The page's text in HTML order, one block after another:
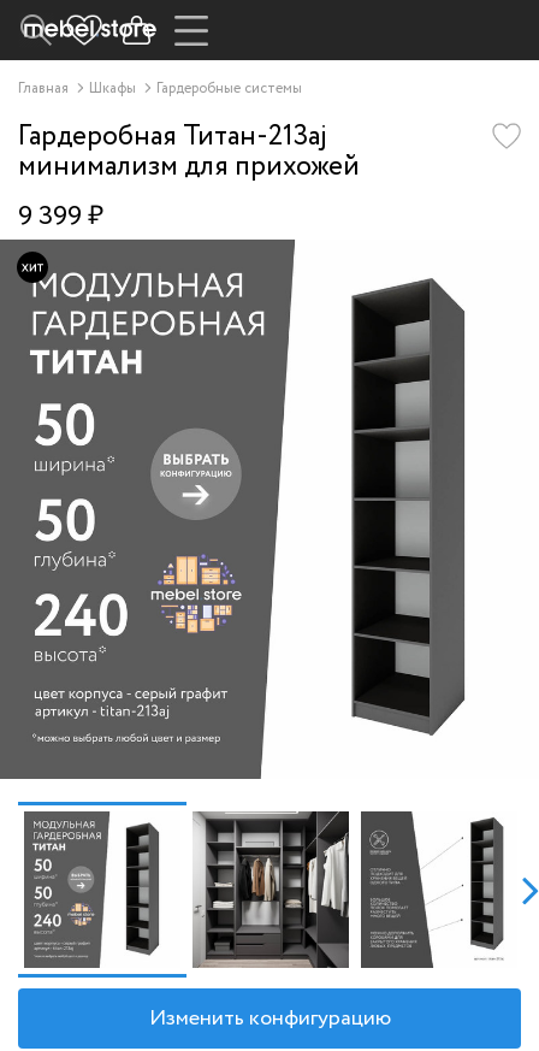
Главная Шкафы Гардеробные системы
Гардеробная Титан-213aj
минимализм для прихожей
9 399 ₽
Изменить конфигурацию